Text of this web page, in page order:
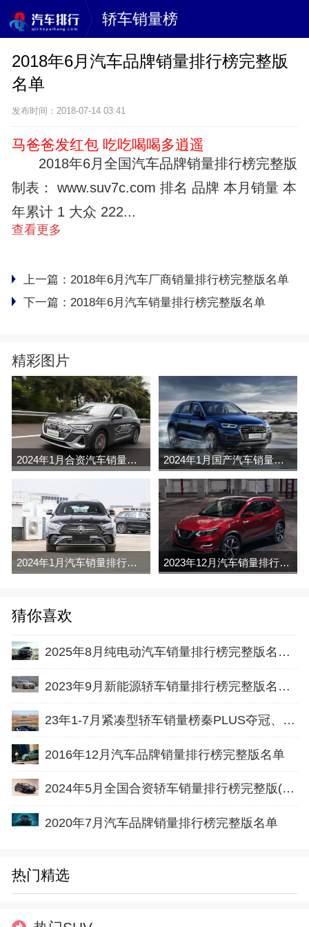
轿车销量榜
2018年6月汽车品牌销量排行榜完整版
名单
发布时间：2018-07-14 03:41
马爸爸发红包 吃吃喝喝多逍遥
2018年6月全国汽车品牌销量排行榜完整版
制表： www.suv7c.com 排名 品牌 本月销量 本
年累计 1 大众 222...
查看更多
上一篇： 2018年6月汽车厂商销量排行榜完整版名单
下一篇： 2018年6月汽车销量排行榜完整版名单
精彩图片
2024年1月合资汽车销量排行榜完整版名单(零售量 2024年1月国产汽车销量排行榜完整版名单(零售量
2024年1月汽车销量排行榜完整版名单(零售量 2023年12月汽车销量排行榜完整版名单(零售量
猜你喜欢
2025年8月纯电动汽车销量排行榜完整版名单(零售量
2023年9月新能源轿车销量排行榜完整版名单(零售量
23年1-7月紧凑型轿车销量榜秦PLUS夺冠、卡罗拉第
2016年12月汽车品牌销量排行榜完整版名单
2024年5月全国合资轿车销量排行榜完整版(批发量
2020年7月汽车品牌销量排行榜完整版名单
热门精选